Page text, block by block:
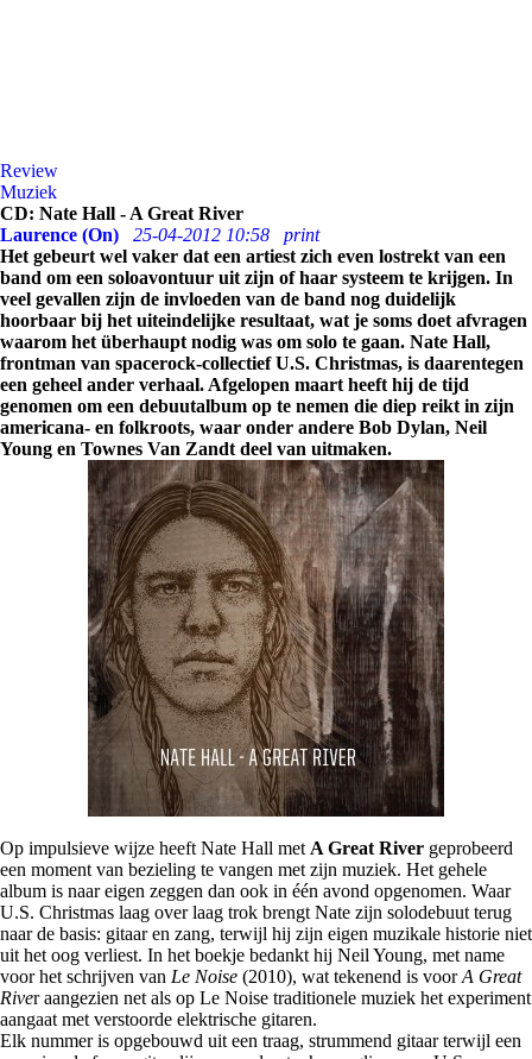
Review
Muziek
CD: Nate Hall - A Great River
Laurence (On)
25-04-2012 10:58
print
Het gebeurt wel vaker dat een artiest zich even lostrekt van een
band om een soloavontuur uit zijn of haar systeem te krijgen. In
veel gevallen zijn de invloeden van de band nog duidelijk
hoorbaar bij het uiteindelijke resultaat, wat je soms doet afvragen
waarom het überhaupt nodig was om solo te gaan. Nate Hall,
frontman van spacerock-collectief U.S. Christmas, is daarentegen
een geheel ander verhaal. Afgelopen maart heeft hij de tijd
genomen om een debuutalbum op te nemen die diep reikt in zijn
americana- en folkroots, waar onder andere Bob Dylan, Neil
Young en Townes Van Zandt deel van uitmaken.
Op impulsieve wijze heeft Nate Hall met A Great River geprobeerd
een moment van bezieling te vangen met zijn muziek. Het gehele
album is naar eigen zeggen dan ook in één avond opgenomen. Waar
U.S. Christmas laag over laag trok brengt Nate zijn solodebuut terug
naar de basis: gitaar en zang, terwijl hij zijn eigen muzikale historie niet
uit het oog verliest. In het boekje bedankt hij Neil Young, met name
voor het schrijven van Le Noise (2010), wat tekenend is voorA Great
River aangezien net als op Le Noise traditionele muziek het experiment
aangaat met verstoorde elektrische gitaren.
Elk nummer is opgebouwd uit een traag, strummend gitaar terwijl een